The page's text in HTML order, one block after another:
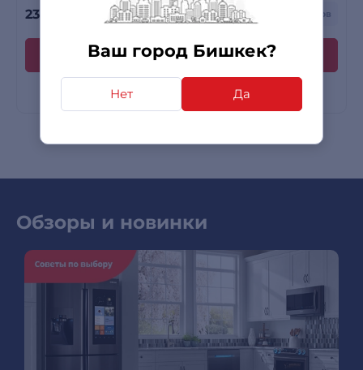
Ваш город Бишкек?
Нет Да
23 790 + до 714 бонусов
Обзоры и новинки